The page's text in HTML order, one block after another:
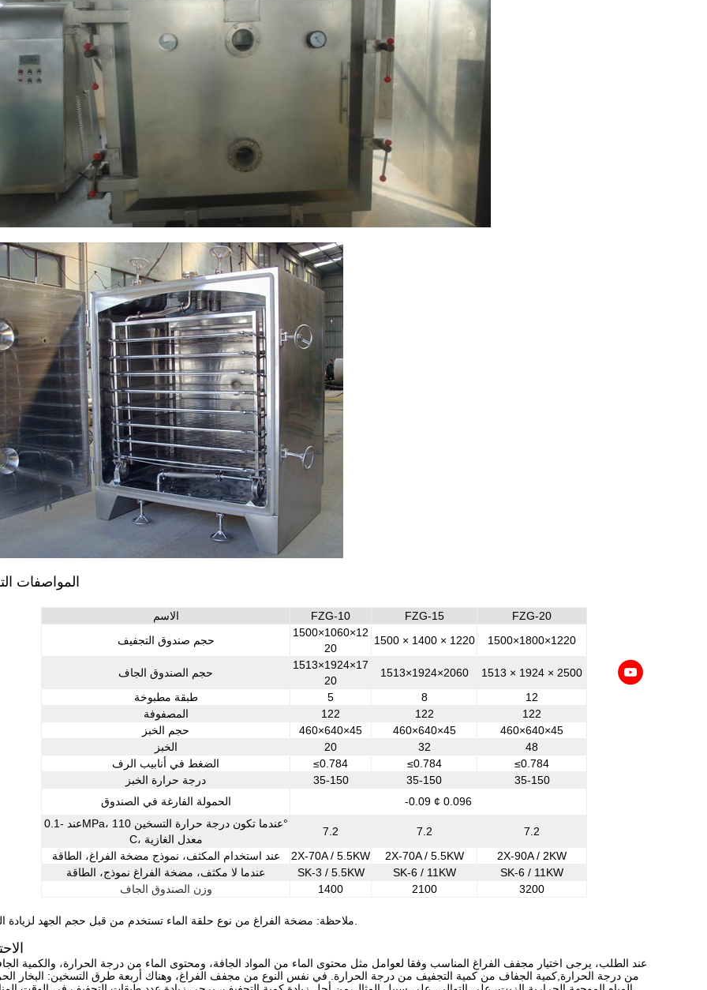
المواصفات
الاسم FZG-10 FZG-15
FZG-20
حجم صندوق التجفيف
1500×1060×12
20
1500 × 1400 × 1220 1500×1800×1220
حجم الصندوق الجاف
1513×1924×17
20
1513×1924×2060
1513 × 1924 × 2500
طبقة مطبوخة
5 8
12
المصفوفة
122 122
122
حجم الخبز
460×640×45 460×640×45
460×640×45
الخبز
20 32
48
الضغط في أنابيب الرف
≤0.784 ≤0.784
≤0.784
درجة حرارة الخبز
35-150 35-150
35-150
الحمولة الفارغة في الصندوق
-0.09 ¢ 0.096
عند -0.1MPa، عندما تكون درجة حرارة التسخين 110°
C، معدل الغازية
7.2 7.2
7.2
عند استخدام المكثف، نموذج مضخة الفراغ، الطاقة
2X-70A / 5.5KW 2X-70A / 5.5KW
2X-90A / 2KW
عندما لا مكثف، مضخة الفراغ نموذج، الطاقة
SK-3 / 5.5KW SK-6 / 11KW
SK-6 / 11KW
وزن الصندوق الجاف
1400 2100 3200
من درجة الحرارة,كمية الجفاف من كمية التجفيف من درجة الحرارة. في نفس النوع من مجفف الفراغ، وهناك أربعة طرق التسخين: البخار